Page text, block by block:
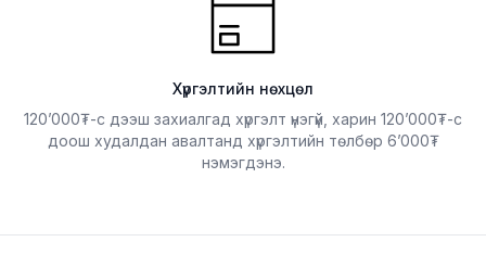
Хүргэлтийн нөхцөл
120’000₮-с дээш захиалгад хүргэлт үнэгүй, харин 120’000₮-с
доош худалдан авалтанд хүргэлтийн төлбөр 6’000₮
нэмэгдэнэ.